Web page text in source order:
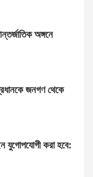
অঙ্গনে
জনগণ থেকে
যুগোপযোগী করা হবে: